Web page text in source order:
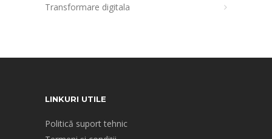
Transformare digitala
LINKURI UTILE
Politică suport tehnic